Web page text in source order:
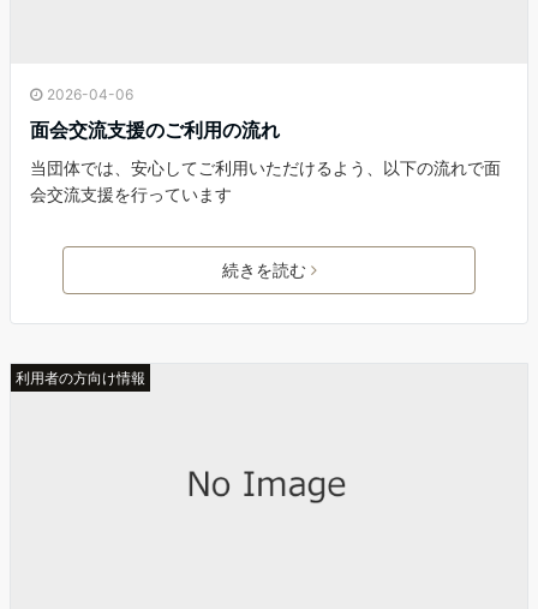
2026-04-06
面会交流支援のご利用の流れ
当団体では、安心してご利用いただけるよう、以下の流れで面
会交流支援を行っています
続きを読む
利用者の方向け情報